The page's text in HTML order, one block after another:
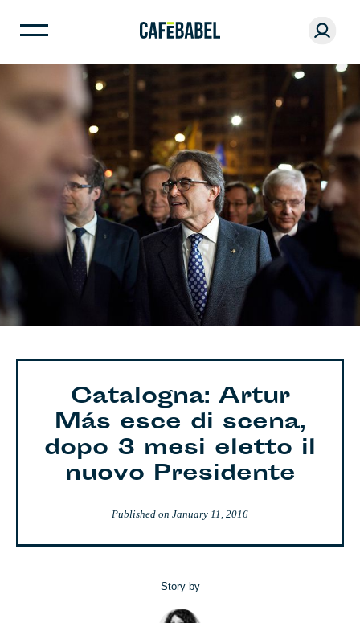
Catalogna: Artur
Más esce di scena,
dopo 3 mesi eletto il
nuovo Presidente
Published on January 11, 2016
Story by